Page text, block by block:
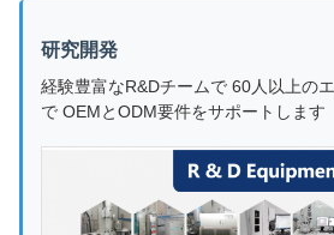
研究開発
経験豊富なR&Dチームで 60人以上の
で OEMとODM要件をサポートします